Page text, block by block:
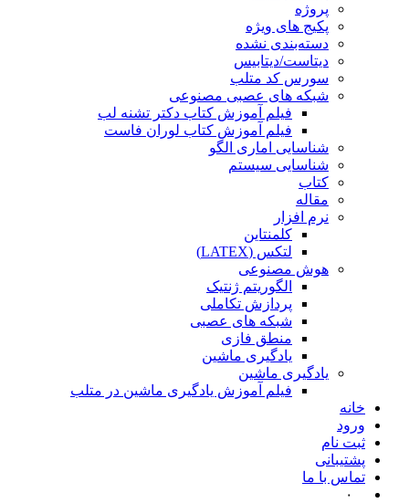
پروژه
پکیج های ویژه
دسته‌بندی نشده
دیتاست/دیتابیس
سورس کد متلب
شبکه های عصبی مصنوعی
فیلم آموزش کتاب دکتر تشنه لب
فیلم آموزش کتاب لوران فاست
شناسایی اماری الگو
شناسایی سیستم
کتاب
مقاله
نرم افزار
کلمنتاین
لتکس (LATEX)
هوش مصنوعی
الگوریتم ژنتیک
پردازش تکاملی
شبکه های عصبی
منطق فازی
یادگیری ماشین
یادگیری ماشین
فیلم آموزش یادگیری ماشین در متلب
خانه
ورود
ثبت نام
پشتیبانی
تماس با ما
۰